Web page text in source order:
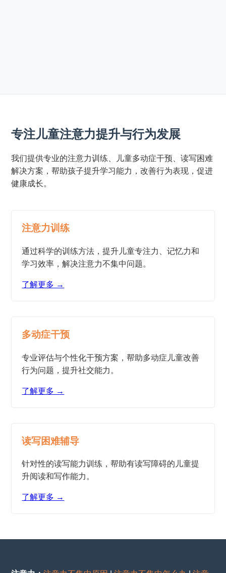
专注儿童注意力提升与行为发展
我们提供专业的注意力训练、儿童多动症干预、读写困难
解决方案，帮助孩子提升学习能力，改善行为表现，促进
健康成长。
注意力训练
通过科学的训练方法，提升儿童专注力、记忆力和
学习效率，解决注意力不集中问题。
了解更多 →
多动症干预
专业评估与个性化干预方案，帮助多动症儿童改善
行为问题，提升社交能力。
了解更多 →
读写困难辅导
针对性的读写能力训练，帮助有读写障碍的儿童提
升阅读和写作能力。
了解更多 →